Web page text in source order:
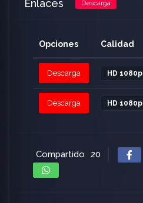
Enlaces Descarga
Opciones Calidad
Descarga HD 1080p
Descarga HD 1080p
Compartido 20